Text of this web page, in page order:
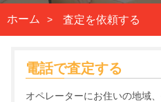
ホーム 査定を依頼する
電話で査定する
オペレーターにお住いの地域